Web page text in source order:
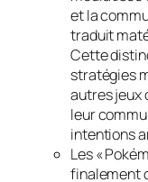
et la
traduit
Cette
stratégies
autres jeux
leur
intentions
Les «
finalement